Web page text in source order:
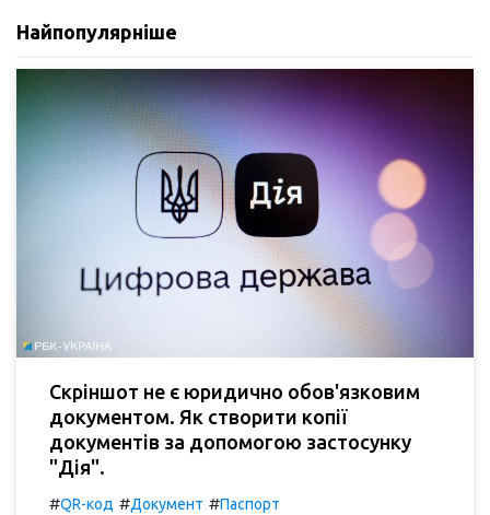
Найпопулярніше
Скріншот не є юридично обов'язковим
документом. Як створити копії
документів за допомогою застосунку
"Дія".
#QR-код #Документ #Паспорт